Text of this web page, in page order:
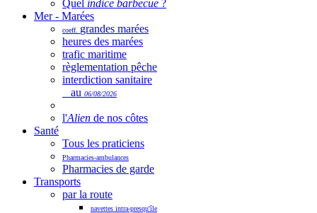
Quel indice barbecue ?
Mer - Marées
coeff. grandes marées
heures des marées
trafic maritime
règlementation pêche
interdiction sanitaire
au 06/08/2026
l'Alien de nos côtes
Santé
Tous les praticiens
Pharmacies-ambulances
Pharmacies de garde
Transports
par la route
navettes intra-presqu'île